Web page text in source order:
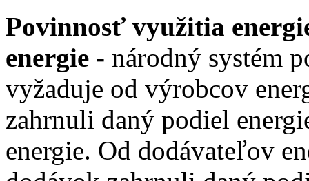
Povinnosť využitia
energie - národný systém
vyžaduje od výrobcov
zahrnuli daný podiel
energie. Od dodávateľov